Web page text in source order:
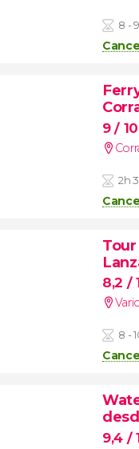
8 -
9/ 10
2h
8,2 /
8 -
9,4 /